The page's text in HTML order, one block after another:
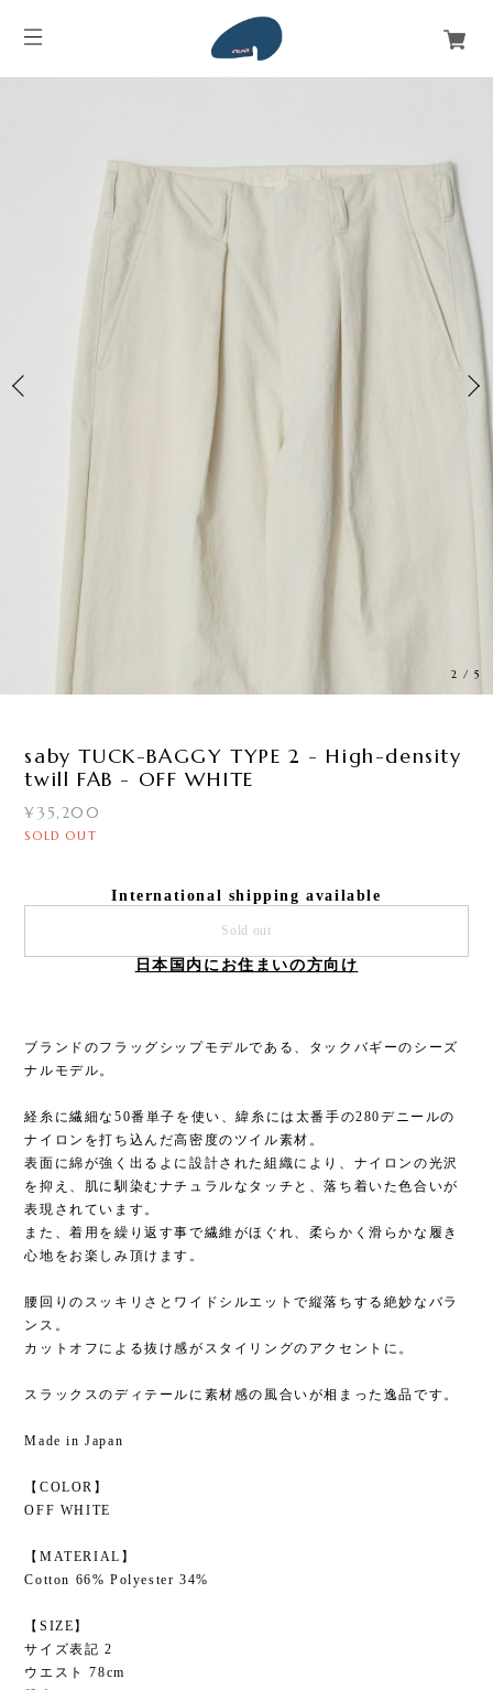
2 /5
saby TUCK-BAGGY TYPE 2 - High-density
twill FAB - OFF WHITE
¥35,200
SOLD OUT
International shipping available
Sold out
日本国内にお住まいの方向け
ブランドのフラッグシップモデルである、タックバギーのシーズ
ナルモデル。
経糸に繊細な50番単子を使い、緯糸には太番手の280デニールの
ナイロンを打ち込んだ高密度のツイル素材。
表面に綿が強く出るよに設計された組織により、ナイロンの光沢
を抑え、肌に馴染むナチュラルなタッチと、落ち着いた色合いが
表現されています。
また、着用を繰り返す事で繊維がほぐれ、柔らかく滑らかな履き
心地をお楽しみ頂けます。
腰回りのスッキリさとワイドシルエットで縦落ちする絶妙なバラ
ンス。
カットオフによる抜け感がスタイリングのアクセントに。
スラックスのディテールに素材感の風合いが相まった逸品です。
Made in Japan
【COLOR】
OFF WHITE
【MATERIAL】
Cotton 66% Polyester 34%
【SIZE】
サイズ表記 2
ウエスト 78cm